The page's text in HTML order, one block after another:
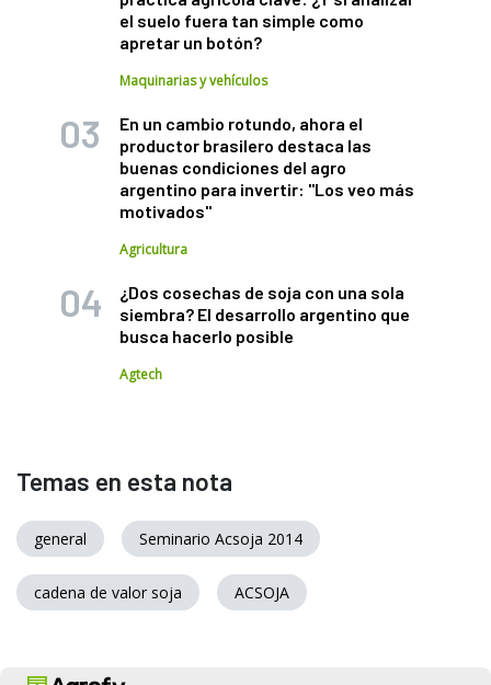
el suelo fuera tan simple como
apretar un botón?
Maquinarias y vehículos
En un cambio rotundo, ahora el
productor brasilero destaca las
buenas condiciones del agro
argentino para invertir: "Los veo más
motivados"
Agricultura
¿Dos cosechas de soja con una sola
siembra? El desarrollo argentino que
busca hacerlo posible
Agtech
Temas en esta nota
general Seminario Acsoja 2014
cadena de valor soja ACSOJA